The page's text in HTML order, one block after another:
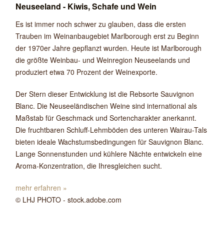
Neuseeland - Kiwis, Schafe und Wein
Es ist immer noch schwer zu glauben, dass die ersten
Trauben im Weinanbaugebiet Marlborough erst zu Beginn
der 1970er Jahre gepflanzt wurden. Heute ist Marlborough
die größte Weinbau- und Weinregion Neuseelands und
produziert etwa 70 Prozent der Weinexporte.
Der Stern dieser Entwicklung ist die Rebsorte Sauvignon
Blanc. Die Neuseeländischen Weine sind international als
Maßstab für Geschmack und Sortencharakter anerkannt.
Die fruchtbaren Schluff-Lehmböden des unteren Wairau-Tals
bieten ideale Wachstumsbedingungen für Sauvignon Blanc.
Lange Sonnenstunden und kühlere Nächte entwickeln eine
Aroma-Konzentration, die Ihresgleichen sucht.
mehr erfahren »
© LHJ PHOTO - stock.adobe.com